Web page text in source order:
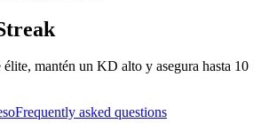
élite, mantén un KD alto y asegura hasta 10
Frequently asked questions